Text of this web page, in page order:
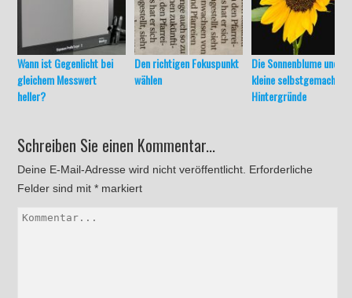
Wann ist Gegenlicht bei
gleichem Messwert
heller?
Den richtigen Fokuspunkt
wählen
Die Sonnenblume und
kleine selbstgemachte
Hintergründe
Schreiben Sie einen Kommentar...
Deine E-Mail-Adresse wird nicht veröffentlicht. Erforderliche
Felder sind mit* markiert